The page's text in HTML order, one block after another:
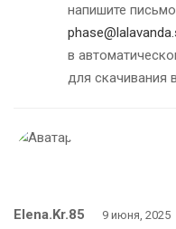
напишите
в
для скачивания
Elena.Kr.85 9 июня, 2025